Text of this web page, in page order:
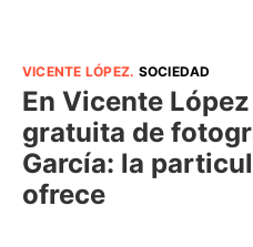
VICENTE LÓPEZ. SOCIEDAD
En Vicente
gratuita de
García: la
ofrece